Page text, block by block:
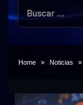
Home Noticias